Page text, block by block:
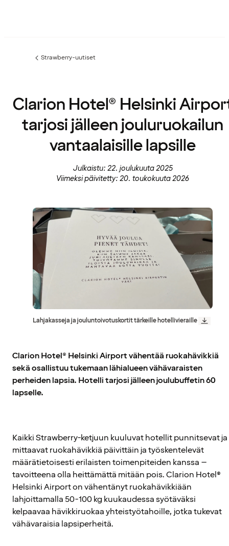
Edellinen
Strawberry-uutiset
Clarion Hotel® Helsinki
tarjosi jälleen jouluruokailun
vantaalaisille lapsille
Julkaistu: 22. joulukuuta 2025
Viimeksi päivitetty: 20. toukokuuta 2026
Lahjakasseja ja jouluntoivotuskortit tärkeille hotellivieraille
Clarion Hotel® Helsinki Airport vähentää ruokahävikkiä
sekä osallistuu tukemaan lähialueen vähävaraisten
perheiden lapsia. Hotelli tarjosi jälleen joulubuffetin 60
lapselle.
Kaikki Strawberry-ketjuun kuuluvat hotellit punnitsevat ja
mittaavat ruokahävikkiä päivittäin ja työskentelevät
määrätietoisesti erilaisten toimenpiteiden kanssa –
tavoitteena olla heittämättä mitään pois. Clarion Hotel®
Helsinki Airport on vähentänyt ruokahävikkiään
lahjoittamalla 50-100 kg kuukaudessa syötäväksi
kelpaavaa hävikkiruokaa yhteistyötahoille, jotka tukevat
vähävaraisia lapsiperheitä.